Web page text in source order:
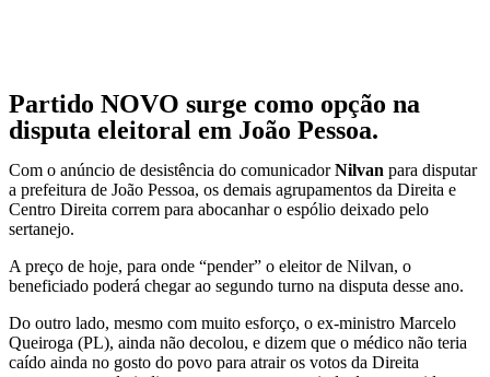
Partido NOVO surge como opção na
disputa eleitoral em João Pessoa.
Com o anúncio de desistência do comunicadorNilvan para disputar
a prefeitura de João Pessoa, os demais agrupamentos da Direita e
Centro Direita correm para abocanhar o espólio deixado pelo
sertanejo.
A preço de hoje, para onde “pender” o eleitor de Nilvan, o
beneficiado poderá chegar ao segundo turno na disputa desse ano.
Do outro lado, mesmo com muito esforço, o ex-ministro Marcelo
Queiroga (PL), ainda não decolou, e dizem que o médico não teria
caído ainda no gosto do povo para atrair os votos da Direita